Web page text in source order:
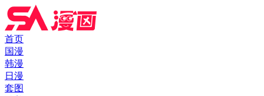
首页
国漫
韩漫
日漫
套图